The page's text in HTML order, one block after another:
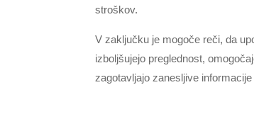
stroškov.
V zaključku je mogoče reči, da
izboljšujejo preglednost,
zagotavljajo zanesljive